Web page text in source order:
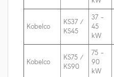
Kobelco
KS37 /
KS45
37 –
45
kW
Kobelco
KS75 /
KS90
75 –
90
kW